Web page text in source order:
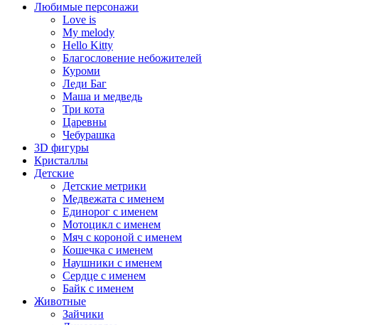
Любимые персонажи
Love is
My melody
Hello Kitty
Благословение небожителей
Куроми
Леди Баг
Маша и медведь
Три кота
Царевны
Чебурашка
3D фигуры
Кристаллы
Детские
Детские метрики
Медвежата с именем
Единорог с именем
Мотоцикл с именем
Мяч с короной с именем
Кошечка с именем
Наушники с именем
Сердце с именем
Байк с именем
Животные
Зайчики